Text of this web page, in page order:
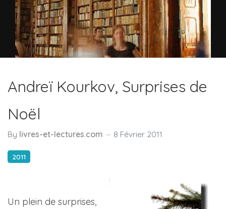
Andreï Kourkov, Surprises de
Noël
By livres-et-lectures.com 8 Février 2011
2011
Un plein de surprises,